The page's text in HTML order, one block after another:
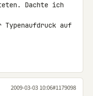
Dachte ich
auf
2009-03-03 10:06#1179098